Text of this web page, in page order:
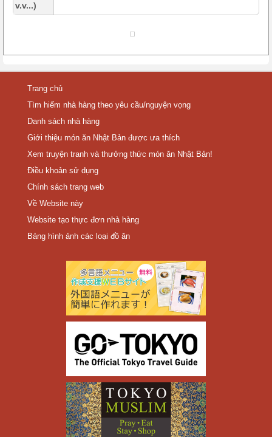
v.v...)
Trang chủ
Tìm hiếm nhà hàng theo yêu cầu/nguyện vọng
Danh sách nhà hàng
Giới thiệu món ăn Nhật Bản được ưa thích
Xem truyện tranh và thưởng thức món ăn Nhật Bản!
Điều khoản sử dụng
Chính sách trang web
Về Website này
Website tạo thực đơn nhà hàng
Bảng hình ảnh các loại đồ ăn